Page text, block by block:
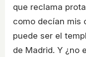
que reclama
como decían mis
puede ser el
de Madrid. Y ¿no